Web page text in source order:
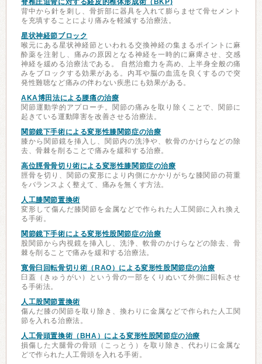
脊椎圧迫骨に対する経皮的椎体形成術（BKP)
背中から針を刺し、骨折部に器具を入れて膨らませて骨セメント
を充填することにより痛みを軽減する治療法。
星状神経節ブロック
喉元にある星状神経節といわれる交換神経の集まるポイントに麻
酔薬を注射し、痛みの原因となる神経を一時的に麻痺させ、交感
神経を緩める治療法である。 自然治癒力を高め、上半身全般の痛
みをブロックする効果がある。内耳や脳の血流を良くするので突
発性難聴など痛みの伴わない疾患にも効果がある。
AKA博田法による腰痛の治療
関節運動学的アプローチ。関節の痛みを取り除くことで、関節に
起きている運動障害を改善させる治療法。
関節鏡下手術による変形性膝関節症の治療
膝から関節鏡を挿入し、関節内の洗浄や、軟骨のかけらなどの除
去、骨棘を削ることで痛みを緩和する治療。
高位脛骨骨切り術による変形性膝関節症の治療
脛骨を切り、関節の変形により内側にかかりがちな膝関節の荷重
をバランスよく整えて、痛みを無くす方法。
人工膝関節置換術
変形して傷んだ膝関節を金属などで作られた人工関節に入れ換え
る手術。
関節鏡下手術による変形性股関節症の治療
股関節から内視鏡を挿入し、洗浄、軟骨のかけらなどの除去、骨
棘を削ることで痛みを緩和する治療法。
寛骨臼回転骨切り術（RAO）による変形性股関節症の治療
臼蓋（きゅうがい）という骨の一部をくりぬいて外側に回転させ
る手術法。
人工股関節置換術
傷んだ膝の関節を取り除き、換わりに金属などで作られた人工関
節を入れる治療法。
人工骨頭置換術（BHA）による変形性股関節症の治療
損傷した大腿骨の骨頭（こっとう）を取り除き、代わりに金属な
どで作られた人工骨頭を入れる手術。